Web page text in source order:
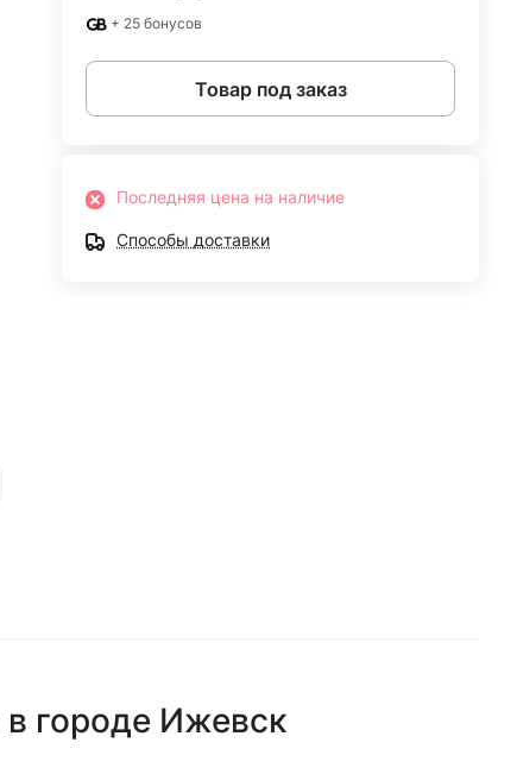
+ 25 бонусов
Товар под заказ
Последняя цена на наличие
Способы доставки
в городе Ижевск